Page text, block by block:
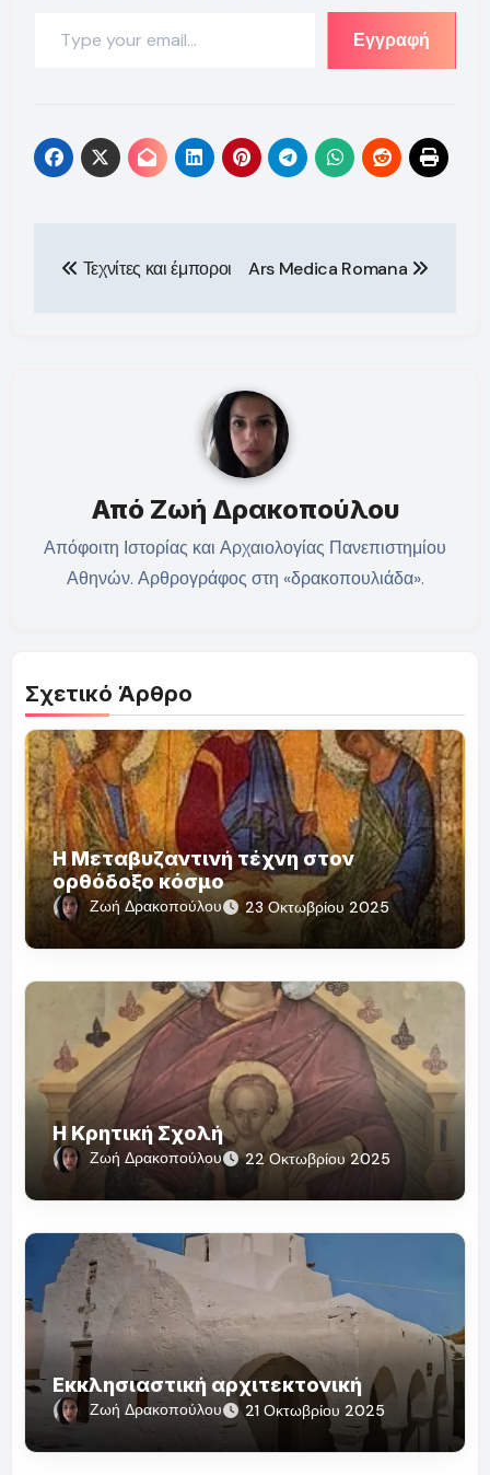
Εγγραφή
άρθρων
Τεχνίτες και έμποροι Ars Medica Romana
Από Ζωή Δρακοπούλου
Απόφοιτη Ιστορίας και Αρχαιολογίας Πανεπιστημίου
Αθηνών. Αρθρογράφος στη «δρακοπουλιάδα».
Σχετικό Άρθρο
Η Μεταβυζαντινή τέχνη στον
ορθόδοξο κόσμο
Ζωή Δρακοπούλου 23 Οκτωβρίου 2025
Η Κρητική Σχολή
Ζωή Δρακοπούλου 22 Οκτωβρίου 2025
Εκκλησιαστική αρχιτεκτονική
Ζωή Δρακοπούλου 21 Οκτωβρίου 2025